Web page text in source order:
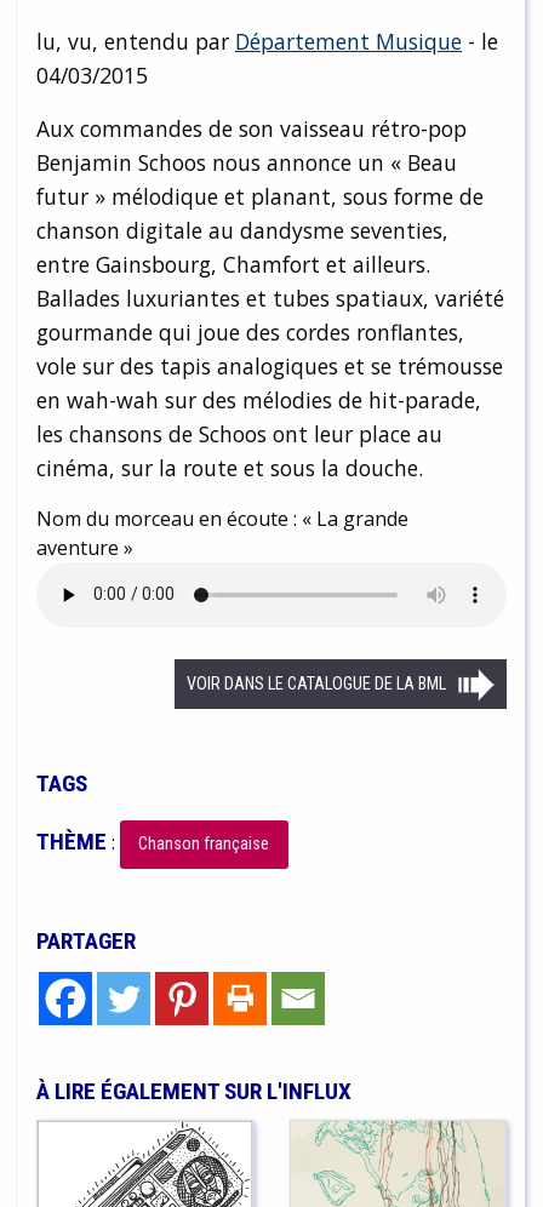
lu, vu, entendu par Département Musique - le
04/03/2015
Aux commandes de son vaisseau rétro-pop
Benjamin Schoos nous annonce un « Beau
futur » mélodique et planant, sous forme de
chanson digitale au dandysme seventies,
entre Gainsbourg, Chamfort et ailleurs.
Ballades luxuriantes et tubes spatiaux, variété
gourmande qui joue des cordes ronflantes,
vole sur des tapis analogiques et se trémousse
en wah-wah sur des mélodies de hit-parade,
les chansons de Schoos ont leur place au
cinéma, sur la route et sous la douche.
Nom du morceau en écoute : « La grande
aventure »
VOIR DANS LE CATALOGUE DE LA BML
TAGS
THÈME : Chanson française
PARTAGER
À LIRE ÉGALEMENT SUR L'INFLUX